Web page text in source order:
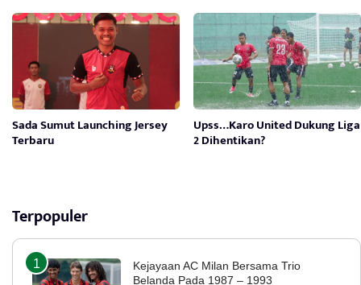
Sada Sumut Launching Jersey
Terbaru
Upss…Karo United Dukung Liga
2 Dihentikan?
Terpopuler
Kejayaan AC Milan Bersama Trio
Belanda Pada 1987 – 1993